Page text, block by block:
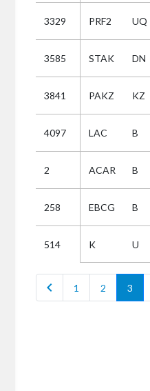
3329 PRF2 UQ
3585 STAK DN
3841 PAKZ KZ
4097 LAC B
2 ACAR B
258 EBCG B
514 K U
chevron_left 1 2 3